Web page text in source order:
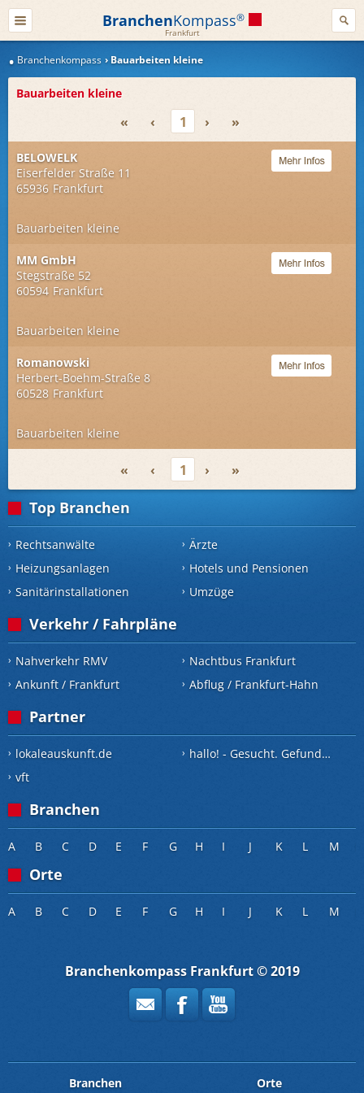
BranchenKompass®
Frankfurt
Branchenkompass Bauarbeiten kleine
Bauarbeiten kleine
« ‹ 1 › »
BELOWELK
Eiserfelder Straße 11
65936 Frankfurt
Bauarbeiten kleine
MM GmbH
Stegstraße 52
60594 Frankfurt
Bauarbeiten kleine
Romanowski
Herbert-Boehm-Straße 8
60528 Frankfurt
Bauarbeiten kleine
« ‹ 1 › »
Top Branchen
Rechtsanwälte Ärzte
Heizungsanlagen
Hotels und Pensionen
Sanitärinstallationen
Umzüge
Verkehr / Fahrpläne
Nahverkehr RMV Nachtbus Frankfurt
Ankunft / Frankfurt
Abflug / Frankfurt-Hahn
Partner
lokaleauskunft.de hallo! - Gesucht. Gefunden.
vft
Branchen
A B C D E F G H I J K L M
Orte
A B C D E F G H I J K L M
Branchenkompass Frankfurt © 2019
Branchen Orte